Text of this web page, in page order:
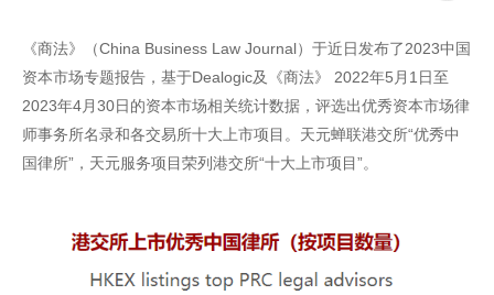
《商法》（China Business Law Journal）于近日发布了2023中国
资本市场专题报告，基于Dealogic及《商法》 2022年5月1日至
2023年4月30日的资本市场相关统计数据，评选出优秀资本市场律
师事务所名录和各交易所十大上市项目。天元蝉联港交所“优秀中
国律所”，天元服务项目荣列港交所“十大上市项目”。